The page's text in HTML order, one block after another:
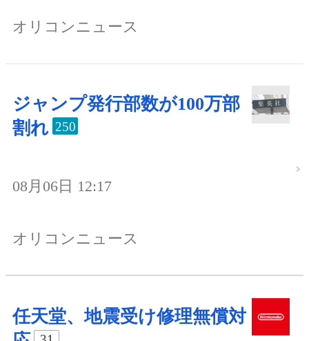
オリコンニュース
ジャンプ発行部数が100万部
割れ 250
08月06日 12:17
オリコンニュース
任天堂、地震受け修理無償対